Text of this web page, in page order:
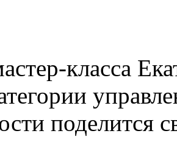
класса
поделится